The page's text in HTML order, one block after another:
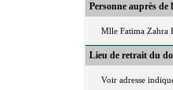
Personne auprès
Mlle Fatima Zahra
Lieu de retrait du
Voir adresse